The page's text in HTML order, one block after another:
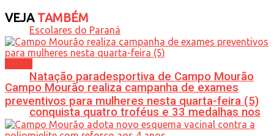
Natação paradesportiva de Campo Mourão
conquista quatro troféus e 33 medalhas nos
VEJATAMBÉM
Campo Mourão realiza campanha de exames
preventivos para mulheres nesta quarta-feira (5)